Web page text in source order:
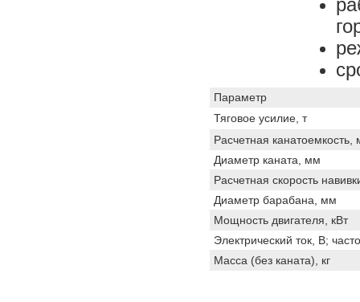
Параметр
Тяговое усилие, т
Расчетная канатоемкость,
Диаметр каната, мм
Расчетная скорость
Диаметр барабана, мм
Мощность двигателя, кВт
Электрический ток, В;
Масса (без каната), кг